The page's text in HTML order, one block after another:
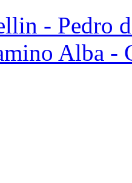
- Pedro
Alba -